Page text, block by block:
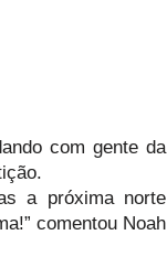
com gente da
a próxima norte
comentou Noah